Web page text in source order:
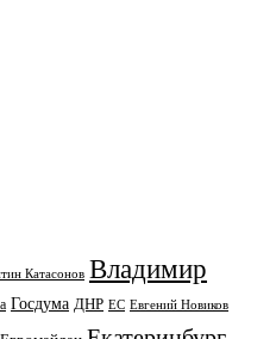
Катасонов Владимир
Госдума ДНР ЕС Евгений Новиков